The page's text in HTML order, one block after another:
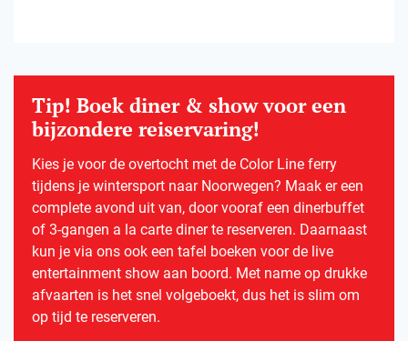
Tip! Boek diner & show voor een
bijzondere reiservaring!
Kies je voor de overtocht met de Color Line ferry
tijdens je wintersport naar Noorwegen? Maak er een
complete avond uit van, door vooraf een dinerbuffet
of 3-gangen a la carte diner te reserveren. Daarnaast
kun je via ons ook een tafel boeken voor de live
entertainment show aan boord. Met name op drukke
afvaarten is het snel volgeboekt, dus het is slim om
op tijd te reserveren.